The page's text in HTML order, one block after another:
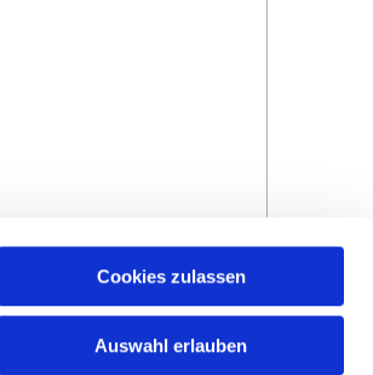
Cookies zulassen
Auswahl erlauben
Impressum und
Datenschutzhinweise